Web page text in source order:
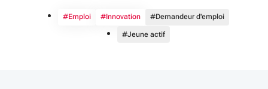
#Emploi #Innovation #Demandeur d'emploi
#Jeune actif